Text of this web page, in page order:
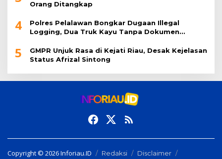
Orang Ditangkap
4
Polres Pelalawan Bongkar Dugaan Illegal
Logging, Dua Truk Kayu Tanpa Dokumen
5
GMPR Unjuk Rasa di Kejati Riau, Desak Kejelasan
Status Afrizal Sintong
Copyright © 2026 Inforiau.ID Redaksi
Disclaimer